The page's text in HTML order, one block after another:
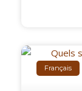
Français